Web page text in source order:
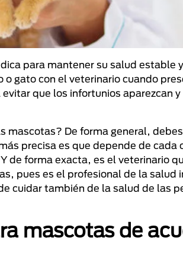
para mantener su salud estable
gato con el veterinario cuando
que los infortunios aparezcan y
mascotas? De forma general,
precisa es que depende de cada
de forma exacta, es el veterinario
pues es el profesional de la salud
cuidar también de la salud de las
mascotas de